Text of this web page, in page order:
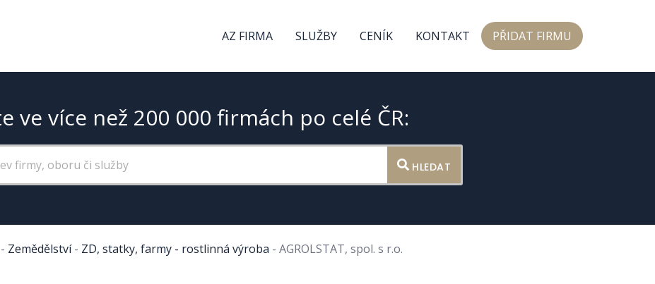
AZ FIRMA SLUŽBY CENÍK KONTAKT PŘIDAT FIRMU
ve více než 200 000 firmách po celé ČR:
HLEDAT
- Zemědělství- ZD, statky, farmy - rostlinná výroba - AGROLSTAT, spol. s r.o.